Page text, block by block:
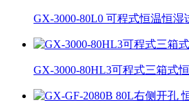
GX-3000-80L0 可程式恒温恒湿
GX-3000-80HL3可程式三箱式